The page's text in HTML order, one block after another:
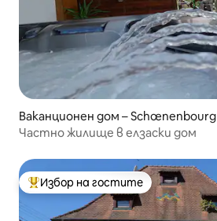
Ваканционен дом – Schœnenbourg
Частно жилище в елзаски дом
Най-популярен избор на гостите
Избор на гостите